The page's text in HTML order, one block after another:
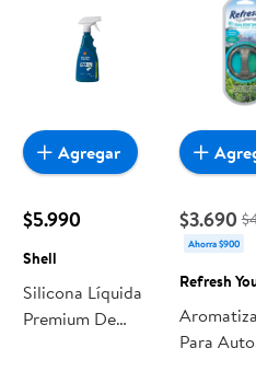
$5.990
Shell
Silicona Líquida
Premium De
Agregar
$3.690
Ahorra $900
Refresh
Para Auto